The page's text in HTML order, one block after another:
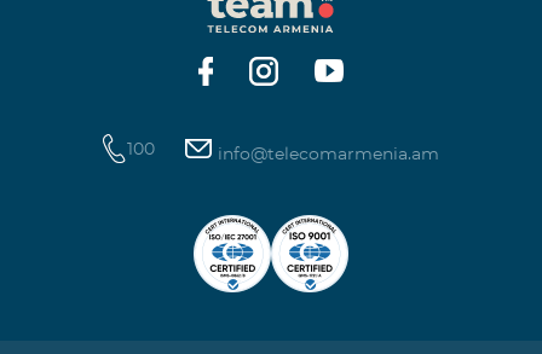
операторов. Для корректной идентификации Wi-
Fi и VPN должны быть отключен
100 info@telecomarmenia.am